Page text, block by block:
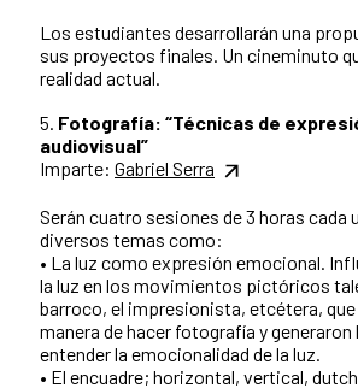
Los estudiantes desarrollarán una
sus proyectos finales. Un cineminuto
realidad actual.
5. Fotografía: “Técnicas de
audiovisual”
Imparte: Gabriel Serra
Serán cuatro sesiones de 3 horas cada
diversos temas como:
• La luz como expresión emocional.
la luz en los movimientos pictóricos
barroco, el impresionista, etcétera, que
manera de hacer fotografía y generaron
entender la emocionalidad de la luz.
• El encuadre; horizontal, vertical,